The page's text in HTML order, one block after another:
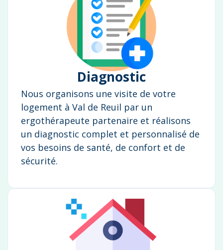
Diagnostic
Nous organisons une visite de votre
logement à Val de Reuil par un
ergothérapeute partenaire et réalisons
un diagnostic complet et personnalisé de
vos besoins de santé, de confort et de
sécurité.